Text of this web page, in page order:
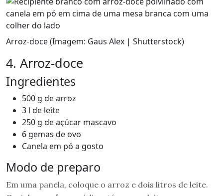
Arroz-doce (Imagem: Gaus Alex | Shutterstock)
4. Arroz-doce
Ingredientes
500 g de arroz
3 l de leite
250 g de açúcar mascavo
6 gemas de ovo
Canela em pó a gosto
Modo de preparo
Em uma panela, coloque o arroz e dois litros de leite.